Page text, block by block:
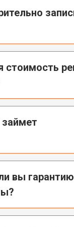
стоимость
вы